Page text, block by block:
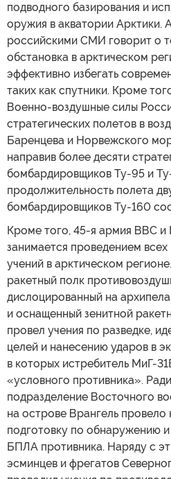
подводного базирования и
оружия в акватории Арктики.
российскими СМИ говорит о
обстановка в арктическом
эффективно избегать
таких как спутники. Кроме
Военно-воздушные силы
стратегических полетов в
Баренцева и Норвежского
направив более десяти
бомбардировщиков Ту-95 и
продолжительность полета
бомбардировщиков Ту-160
Кроме того, 45-я армия ВВС
занимается проведением
учений в арктическом
ракетный полк
дислоцированный на
и оснащенный зенитной
провел учения по разведке,
целей и нанесению ударов в
в которых истребитель МиГ-
«условного противника».
подразделение Восточного
на острове Врангель
подготовку по обнаружению
БПЛА противника. Наряду с
эсминцев и фрегатов